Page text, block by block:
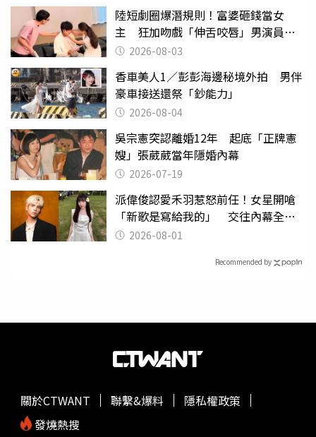
陸短劇圈爆潛規則！富婆砸錢當女
主 狂加吻戲「伸舌咬唇」男演員崩
潰 2026-08-03
香車美人1／彭彭海邊秘境外拍 男伴
豪車接送還祭「鈔能力」
2026-08-04
吳宗憲突認離婚12年 起底「正牌憲
嫂」張葳葳當年隱婚內幕
2026-07-19
派偉俊認愛禾羽惹怒前任！女星開嗆
「新歌是寫給我的」 交往內幕全說
了 2026-08-01
Recommended by
關於CTWANT 聯繫&爆料
隱私權政策
發燒熱搜